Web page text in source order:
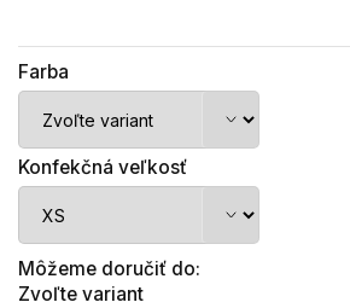
Farba
Konfekčná veľkosť
Môžeme doručiť do:
Zvoľte variant